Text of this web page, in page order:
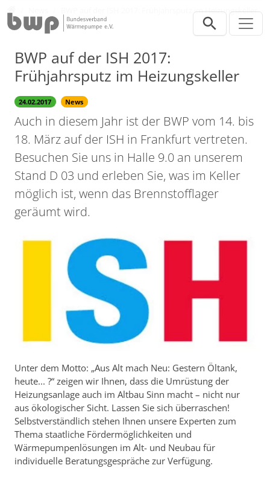
BWP auf der ISH 2017: Frühjahrsputz im Heizungskeller
BWP auf der ISH 2017:
Frühjahrsputz im Heizungskeller
24.02.2017 News
Auch in diesem Jahr ist der BWP vom 14. bis
18. März auf der ISH in Frankfurt vertreten.
Besuchen Sie uns in Halle 9.0 an unserem
Stand D 03 und erleben Sie, was im Keller
möglich ist, wenn das Brennstofflager
geräumt wird.
Unter dem Motto: „Aus Alt mach Neu: Gestern Öltank,
heute... ?“ zeigen wir Ihnen, dass die Umrüstung der
Heizungsanlage auch im Altbau Sinn macht – nicht nur
aus ökologischer Sicht. Lassen Sie sich überraschen!
Selbstverständlich stehen Ihnen unsere Experten zum
Thema staatliche Fördermöglichkeiten und
Wärmepumpenlösungen im Alt- und Neubau für
individuelle Beratungsgespräche zur Verfügung.